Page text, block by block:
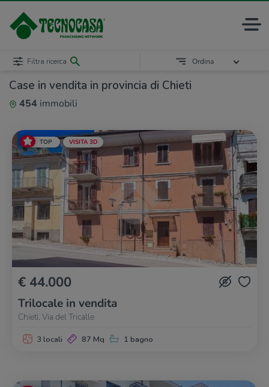
Case in vendita in provincia di Chieti
454 immobili
Filtra ricerca Ordina
TOP VISITA 3D
€ 44.000
Trilocale in vendita
Chieti, Via del Tricalle
3 locali 87 Mq 1 bagno